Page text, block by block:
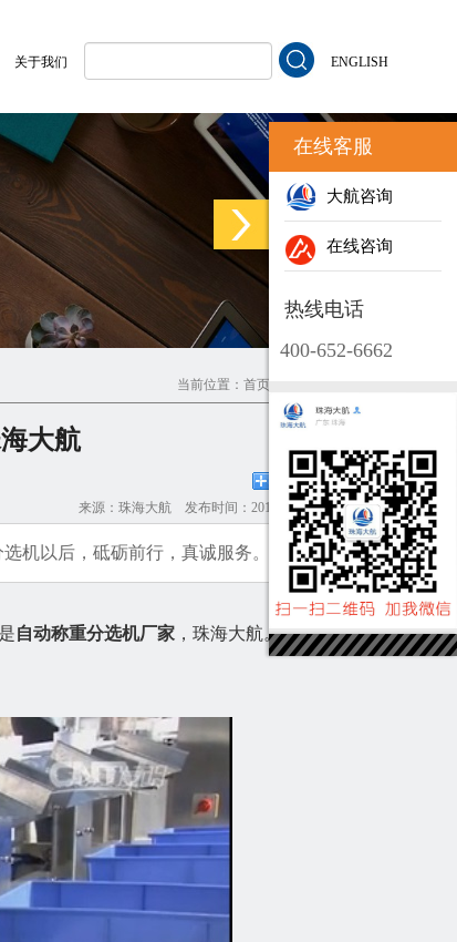
关于我们 ENGLISH
在线客服
大航咨询
在线咨询
热线电话
400-652-6662
当前位置： 首页
大航
来源：珠海大航 发布时间：2019-07-03 浏览：10565
机以后，砥砺前行，真诚服务。
自动称重分选机厂家 ，珠海大航。15年专注，大